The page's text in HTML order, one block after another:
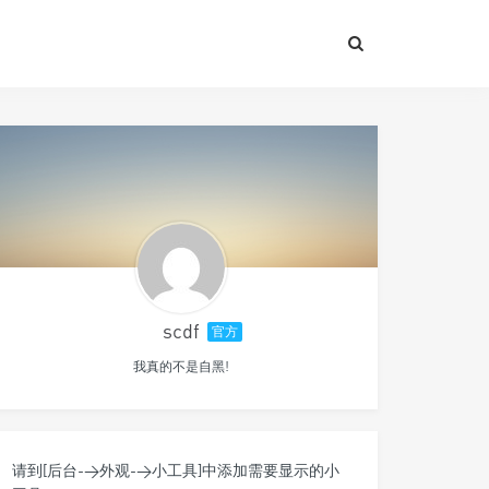
scdf 官方
我真的不是自黑!
请到[后台->外观->小工具]中添加需要显示的小